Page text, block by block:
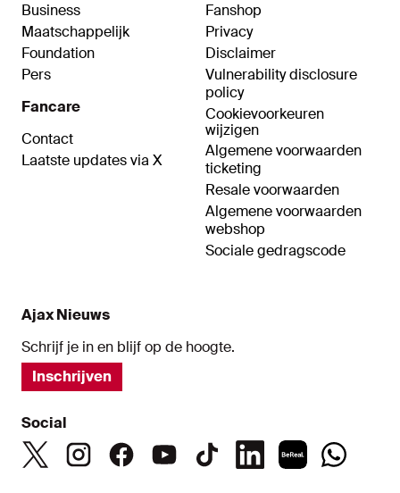
Business
Maatschappelijk
Foundation
Pers
Fancare
Contact
Laatste updates via X
Fanshop
Privacy
Disclaimer
Vulnerability disclosure
policy
Cookievoorkeuren
wijzigen
Algemene voorwaarden
ticketing
Resale voorwaarden
Algemene voorwaarden
webshop
Sociale gedragscode
Ajax Nieuws
Schrijf je in en blijf op de hoogte.
Inschrijven
Social